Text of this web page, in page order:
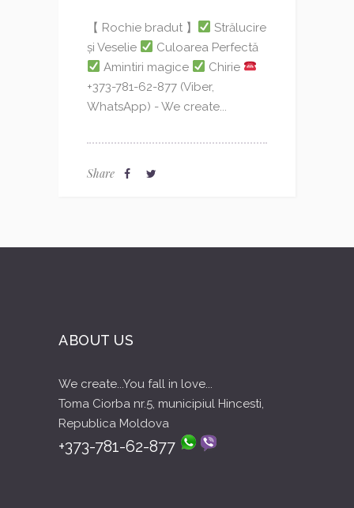
【 Rochie bradut 】
Strălucire
și Veselie
Culoarea Perfectă
Amintiri magice
Chirie
+373-781-62-877 (Viber,
WhatsApp) - We create...
Share
ABOUT US
We create...You fall in love...
Toma Ciorba nr.5, municipiul Hincesti,
Republica Moldova
+373-781-62-877